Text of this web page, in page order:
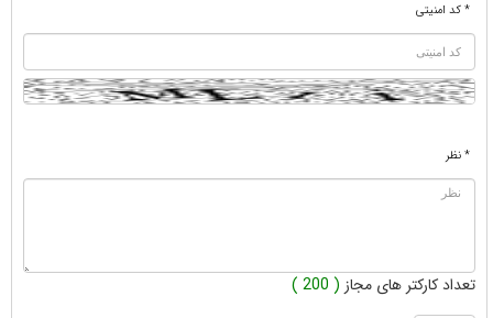
* کد امنیتی
* نظر
تعداد کارکتر های مجاز ( 200 )